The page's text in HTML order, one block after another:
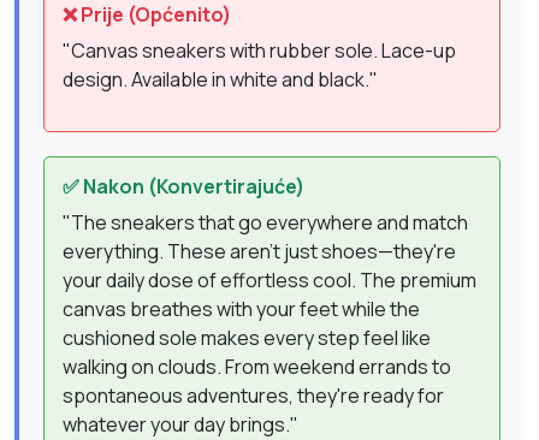
❌ Prije (Općenito)
"Canvas sneakers with rubber sole. Lace-up
design. Available in white and black."
✅ Nakon (Konvertirajuće)
"The sneakers that go everywhere and match
everything. These aren't just shoes—they're
your daily dose of effortless cool. The premium
canvas breathes with your feet while the
cushioned sole makes every step feel like
walking on clouds. From weekend errands to
spontaneous adventures, they're ready for
whatever your day brings."